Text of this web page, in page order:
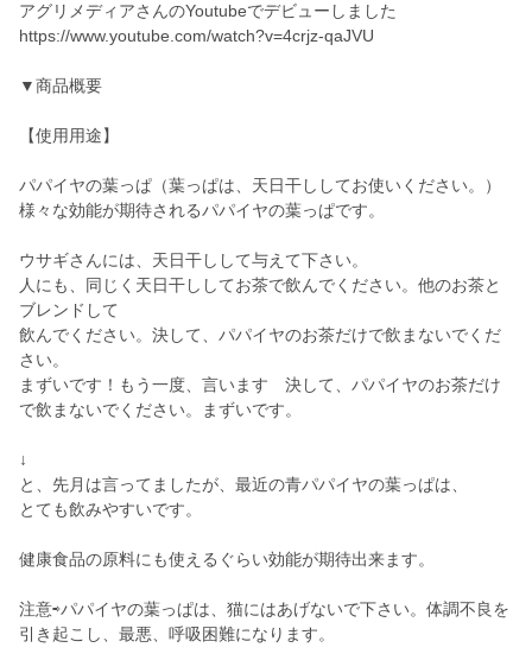
アグリメディアさんのYoutubeでデビューしました
https://www.youtube.com/watch?v=4crjz-qaJVU
▼商品概要
【使用用途】
パパイヤの葉っぱ（葉っぱは、天日干ししてお使いください。）
様々な効能が期待されるパパイヤの葉っぱです。
ウサギさんには、天日干しして与えて下さい。
人にも、同じく天日干ししてお茶で飲んでください。他のお茶と
ブレンドして
飲んでください。決して、パパイヤのお茶だけで飲まないでくだ
さい。
まずいです！もう一度、言います 決して、パパイヤのお茶だけ
で飲まないでください。まずいです。
↓
と、先月は言ってましたが、最近の青パパイヤの葉っぱは、
とても飲みやすいです。
健康食品の原料にも使えるぐらい効能が期待出来ます。
注意⇨パパイヤの葉っぱは、猫にはあげないで下さい。体調不良を
引き起こし、最悪、呼吸困難になります。